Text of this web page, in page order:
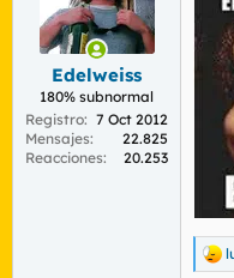
e
Edelweiss
180% subnormal
Registro
7 Oct 2012
Mensajes
22.825
Reacciones
20.253
R